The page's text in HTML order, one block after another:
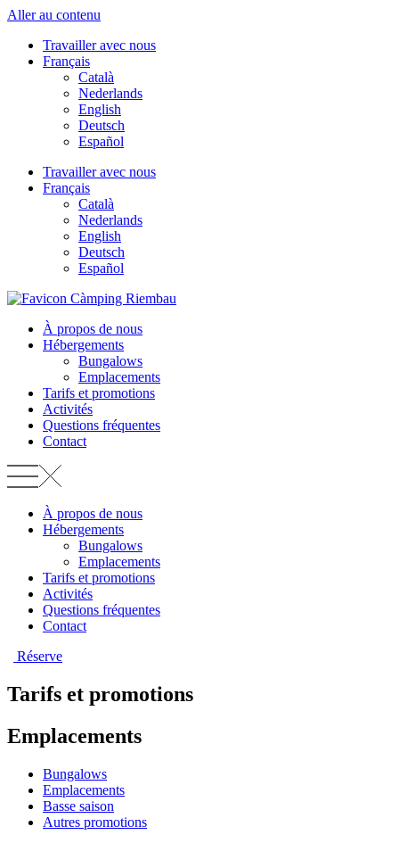
Aller au contenu
Travailler avec nous
Français
Català
Nederlands
English
Deutsch
Español
Travailler avec nous
Français
Català
Nederlands
English
Deutsch
Español
À propos de nous
Hébergements
Bungalows
Emplacements
Tarifs et promotions
Activités
Questions fréquentes
Contact
À propos de nous
Hébergements
Bungalows
Emplacements
Tarifs et promotions
Activités
Questions fréquentes
Contact
Réserve
Tarifs et promotions
Emplacements
Bungalows
Emplacements
Basse saison
Autres promotions